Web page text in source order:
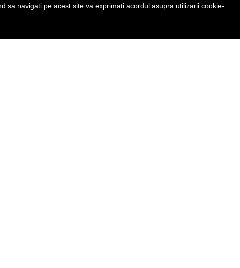
sa navigati pe acest site va exprimati acordul asupra utilizarii cookie-